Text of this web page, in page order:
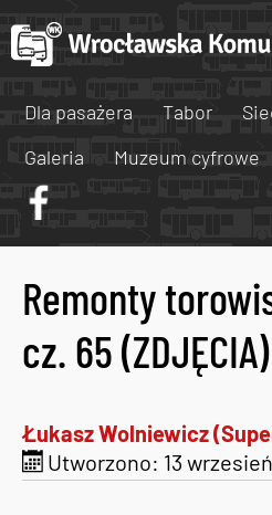
Dla pasażera Tabor
Galeria
Muzeum cyfrowe
Remonty
cz. 65 (ZDJĘCIA)
Łukasz Wolniewicz
Utworzono: 13